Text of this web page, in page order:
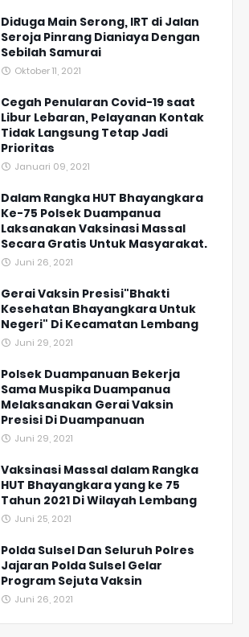
Diduga Main Serong, IRT di Jalan
Seroja Pinrang Dianiaya Dengan
Sebilah Samurai
Oktober 11, 2021
Cegah Penularan Covid-19 saat
Libur Lebaran, Pelayanan Kontak
Tidak Langsung Tetap Jadi
Prioritas
Januari 09, 2021
Dalam Rangka HUT Bhayangkara
Ke-75 Polsek Duampanua
Laksanakan Vaksinasi Massal
Secara Gratis Untuk Masyarakat.
Juni 26, 2021
Gerai Vaksin Presisi"Bhakti
Kesehatan Bhayangkara Untuk
Negeri" Di Kecamatan Lembang
Juni 29, 2021
Polsek Duampanuan Bekerja
Sama Muspika Duampanua
Melaksanakan Gerai Vaksin
Presisi Di Duampanuan
Juni 29, 2021
Vaksinasi Massal dalam Rangka
HUT Bhayangkara yang ke 75
Tahun 2021 Di Wilayah Lembang
Juni 25, 2021
Polda Sulsel Dan Seluruh Polres
Jajaran Polda Sulsel Gelar
Program Sejuta Vaksin
Juni 26, 2021